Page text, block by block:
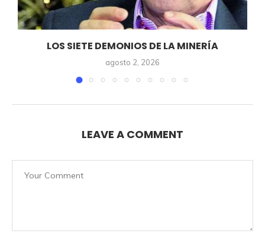
LOS SIETE DEMONIOS DE LA MINERÍA
agosto 2, 2026
LEAVE A COMMENT